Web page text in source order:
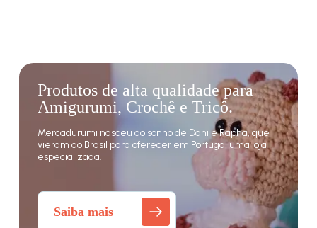
Produtos de alta qualidade para
Amigurumi, Crochê e Tricô.
Mercadurumi nasceu do sonho de Dani e Rapha, que
vieram do Brasil para oferecer em Portugal uma loja
especializada.
Saiba mais